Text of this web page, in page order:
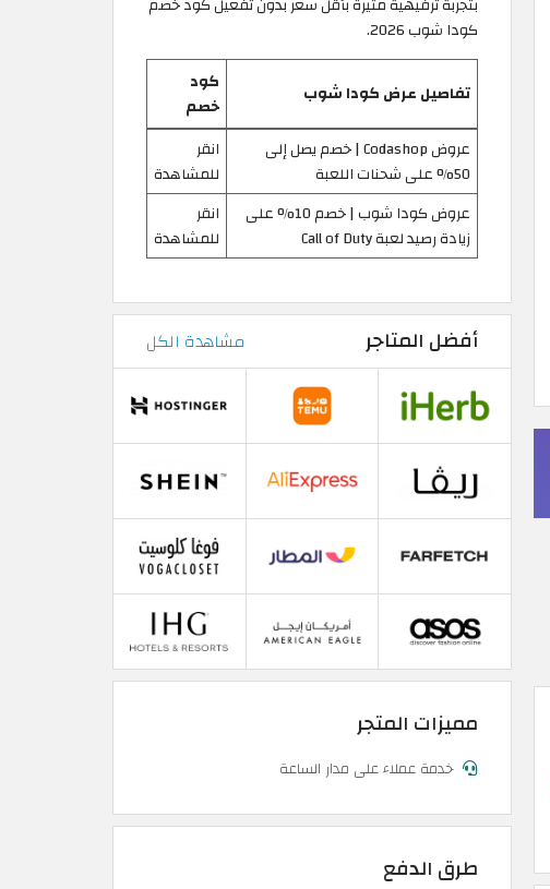
كودا شوب 2026.
تفاصيل عرض كودا شوب
كود
خصم
عروض Codashop | خصم يصل إلى
50% على شحنات اللعبة
انقر
للمشاهدة
عروض كودا شوب | خصم 10% على
زيادة رصيد لعبة Call of Duty
انقر
للمشاهدة
أفضل المتاجر مشاهدة الكل
مميزات المتجر
خدمة عملاء على مدار الساعة
طرق الدفع